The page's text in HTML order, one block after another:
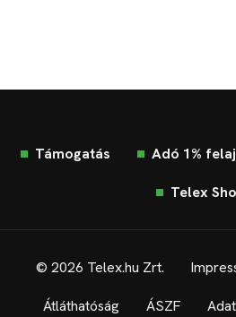
Támogatás Adó 1%
Telex
© 2026 Telex.hu Zrt.
Átláthatóság ÁSZF